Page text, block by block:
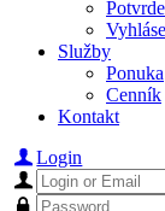
Služby
Ponuka
Cenník
Kontakt
Login